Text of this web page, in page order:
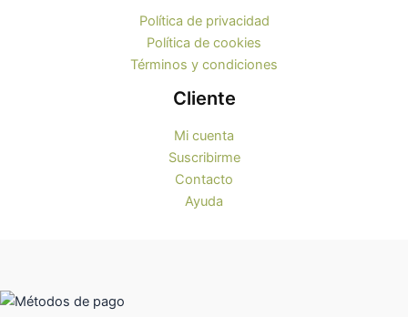
Política de privacidad
Política de cookies
Términos y condiciones
Cliente
Mi cuenta
Suscribirme
Contacto
Ayuda